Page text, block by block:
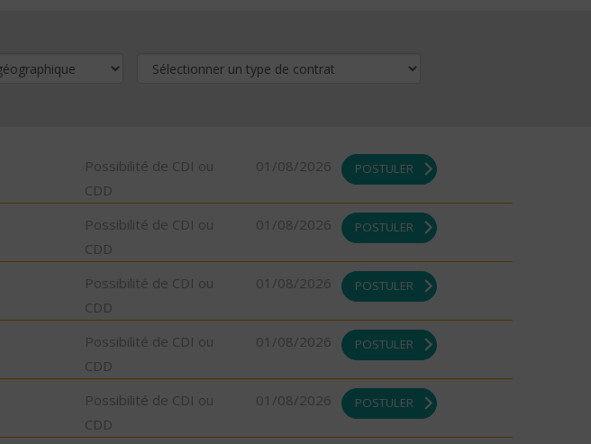
Possibilité de CDI ou
CDD
01/08/2026 POSTULER
Possibilité de CDI ou
CDD
01/08/2026 POSTULER
Possibilité de CDI ou
CDD
01/08/2026 POSTULER
Possibilité de CDI ou
CDD
01/08/2026 POSTULER
Possibilité de CDI ou
CDD
01/08/2026 POSTULER